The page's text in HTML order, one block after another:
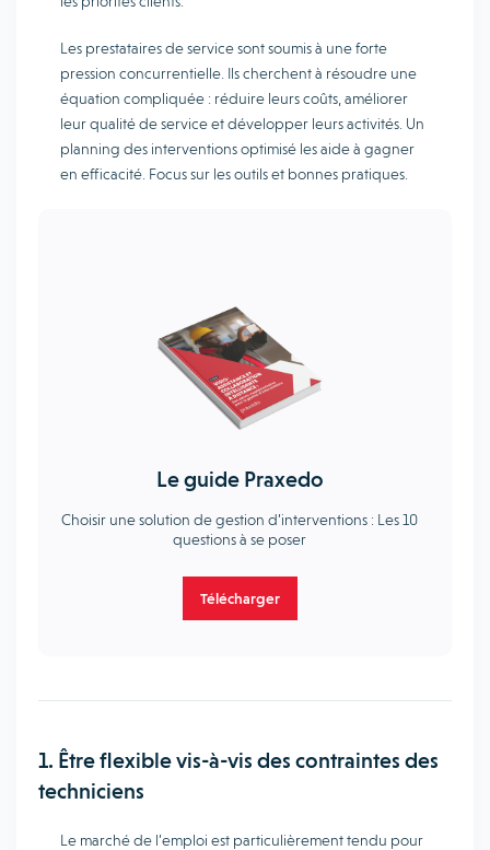
Les prestataires de service sont soumis à une forte
pression concurrentielle. Ils cherchent à résoudre une
équation compliquée : réduire leurs coûts, améliorer
leur qualité de service et développer leurs activités. Un
planning des interventions optimisé les aide à gagner
en efficacité. Focus sur les outils et bonnes pratiques.
Le guide Praxedo
Choisir une solution de gestion d’interventions : Les 10
questions à se poser
Télécharger
1. Être flexible vis-à-vis des contraintes des
techniciens
Le marché de l’emploi est particulièrement tendu pour